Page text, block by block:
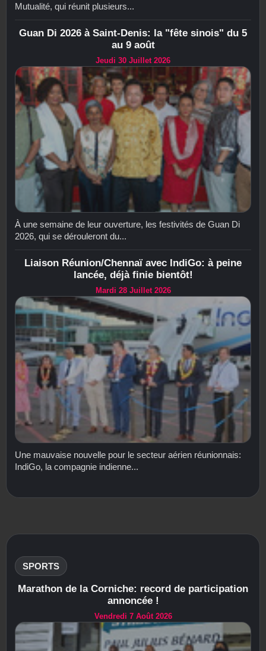
Mutualité, qui réunit plusieurs...
Guan Di 2026 à Saint-Denis: la "fête sinois" du 5
au 9 août
Jeudi 30 Juillet 2026
À une semaine de leur ouverture, les festivités de Guan Di
2026, qui se dérouleront du...
Liaison Réunion/Chennaï avec IndiGo: à peine
lancée, déjà finie bientôt!
Mardi 28 Juillet 2026
Une mauvaise nouvelle pour le secteur aérien réunionnais:
IndiGo, la compagnie indienne...
SPORTS
Marathon de la Corniche: record de participation
annoncée !
Vendredi 7 Août 2026